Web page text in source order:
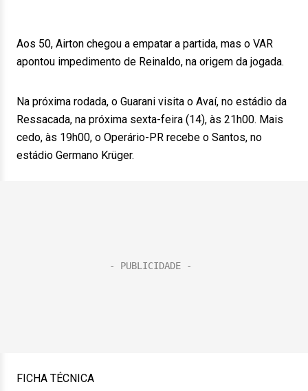
Aos 50, Airton chegou a empatar a partida, mas o VAR
apontou impedimento de Reinaldo, na origem da jogada.
Na próxima rodada, o Guarani visita o Avaí, no estádio da
Ressacada, na próxima sexta-feira (14), às 21h00. Mais
cedo, às 19h00, o Operário-PR recebe o Santos, no
estádio Germano Krüger.
FICHA TÉCNICA